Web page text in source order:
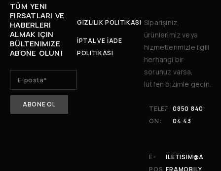
TÜM YENI
FIRSATLARI VE
HABERLERI
ALMAK IÇIN
BÜLTENIMIZE
ABONE OLUN!
GIZLILIK POLITIKASI
İPTAL VE İADE
POLITIKASI
Siparişiniz,
ürünlerimiz veya
hizmetlerimizle ilgili
herhangi bir
sorunuz varsa,
lütfen bizimle geçin.
TELEF
ON:
0850 840
04 43
E-
ILETISIM@A